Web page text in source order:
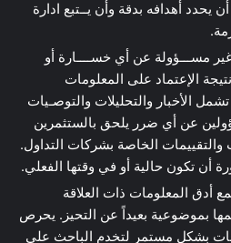
يحدد أهدافه بدقة وأن يــتبع ادارة
مســـؤولة عن أي خســــارة أو
الإعتماد على المعلومات
الأخبار والتحليلات والتوصـيات
عن أي ضرر يلحق بالستثمرين
والتقييمات الخاصة بشركات التداول.
أن تكون حالية أو في وقتها الفعلي.
أدق المعلومات ذات العلاقة
بموضوعية بعيداً عن التحيز. يحرص
بشكل مستمر لتخدم الباحث على